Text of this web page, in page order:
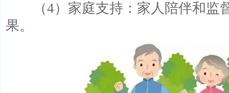
（4）家庭支持：家人陪伴和监
果。